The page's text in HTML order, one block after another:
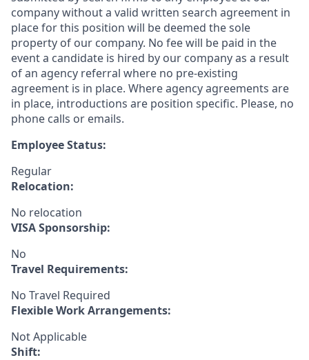
company without a valid written search agreement in
place for this position will be deemed the sole
property of our company. No fee will be paid in the
event a candidate is hired by our company as a result
of an agency referral where no pre-existing
agreement is in place. Where agency agreements are
in place, introductions are position specific. Please, no
phone calls or emails.
Employee Status:
Regular
Relocation:
No relocation
VISA Sponsorship:
No
Travel Requirements:
No Travel Required
Flexible Work Arrangements:
Not Applicable
Shift: